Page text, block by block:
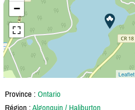
−
Leaflet
Province : Ontario
Région : Algonquin / Haliburton